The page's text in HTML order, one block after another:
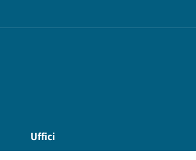
Uffici